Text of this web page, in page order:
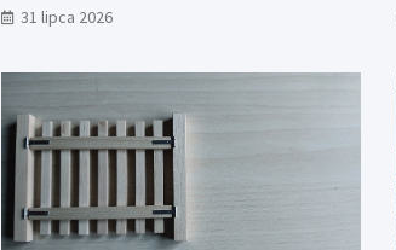
31 lipca 2026